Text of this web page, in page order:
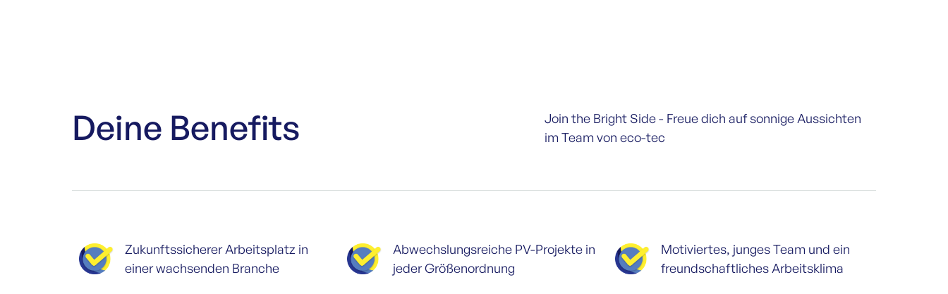
Deine Benefits
Join the Bright Side - Freue dich auf sonnige Aussichten
im Team von eco-tec
Zukunftssicherer Arbeitsplatz in
einer wachsenden Branche
Abwechslungs­reiche PV-Projekte in
jeder Größenordnung
Motiviertes, junges Team und ein
freundschaftliches Arbeitsklima